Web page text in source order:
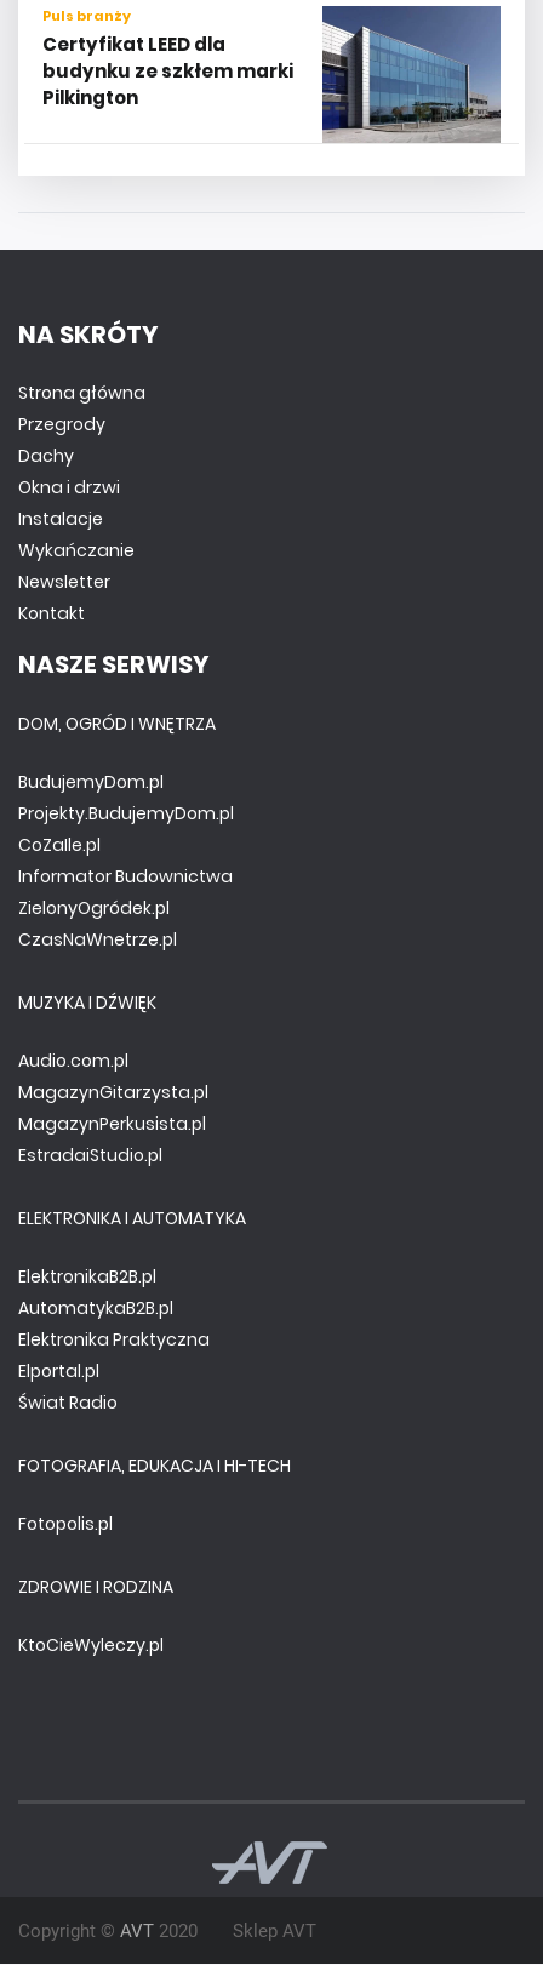
Puls branży
Certyfikat LEED dla
budynku ze szkłem marki
Pilkington
NA SKRÓTY
Strona główna
Przegrody
Dachy
Okna i drzwi
Instalacje
Wykańczanie
Newsletter
Kontakt
NASZE SERWISY
DOM, OGRÓD I WNĘTRZA
BudujemyDom.pl
Projekty.BudujemyDom.pl
CoZaIle.pl
Informator Budownictwa
ZielonyOgródek.pl
CzasNaWnetrze.pl
MUZYKA I DŹWIĘK
Audio.com.pl
MagazynGitarzysta.pl
MagazynPerkusista.pl
EstradaiStudio.pl
ELEKTRONIKA I AUTOMATYKA
ElektronikaB2B.pl
AutomatykaB2B.pl
Elektronika Praktyczna
Elportal.pl
Świat Radio
FOTOGRAFIA, EDUKACJA I HI-TECH
Fotopolis.pl
ZDROWIE I RODZINA
KtoCieWyleczy.pl
Copyright © AVT 2020 Sklep AVT